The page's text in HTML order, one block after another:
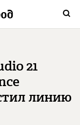
21
линию